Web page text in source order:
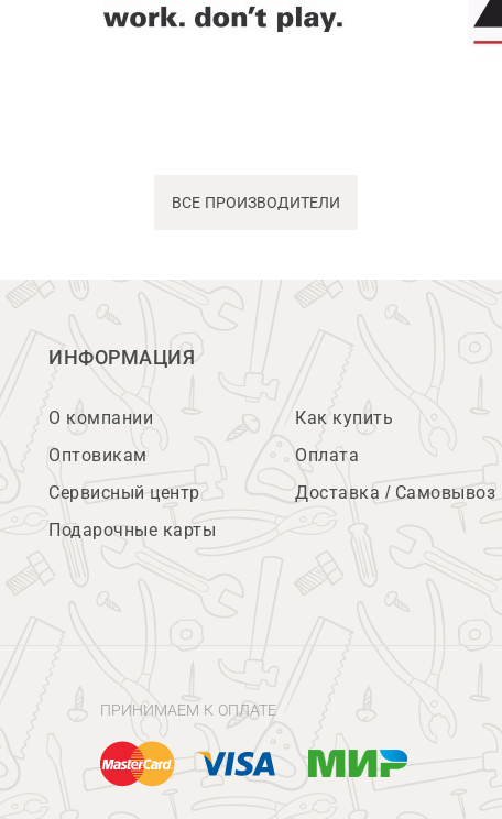
ВСЕ ПРОИЗВОДИТЕЛИ
ИНФОРМАЦИЯ
О компании
Оптовикам
Сервисный центр
Подарочные карты
Как купить
Оплата
Доставка / Самовывоз
ПРИНИМАЕМ К ОПЛАТЕ